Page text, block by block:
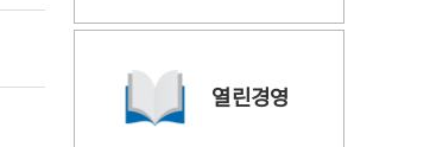
열린경영